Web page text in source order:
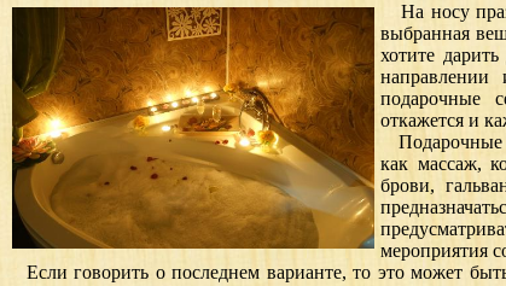
На носу
выбранная
хотите
подарочные
откажется и
Подарочные
как массаж,
брови,
мероприятия
Если говорить о последнем варианте, то это может